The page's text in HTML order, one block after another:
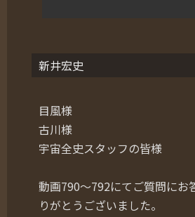
新井宏史
目風様
古川様
宇宙全史スタッフの皆様
動画790～792にてご質問にお
りがとうございました。